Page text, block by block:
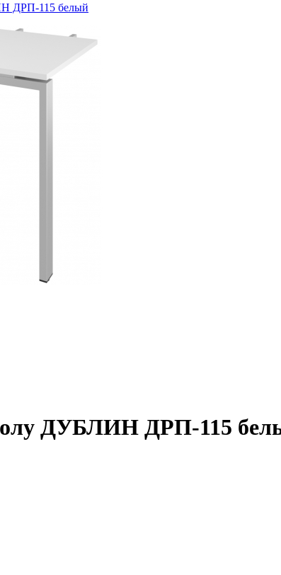
ДРП-115 белый
ДУБЛИН ДРП-115